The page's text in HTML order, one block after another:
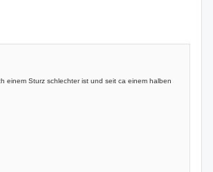
einem Sturz schlechter ist und seit ca einem halben